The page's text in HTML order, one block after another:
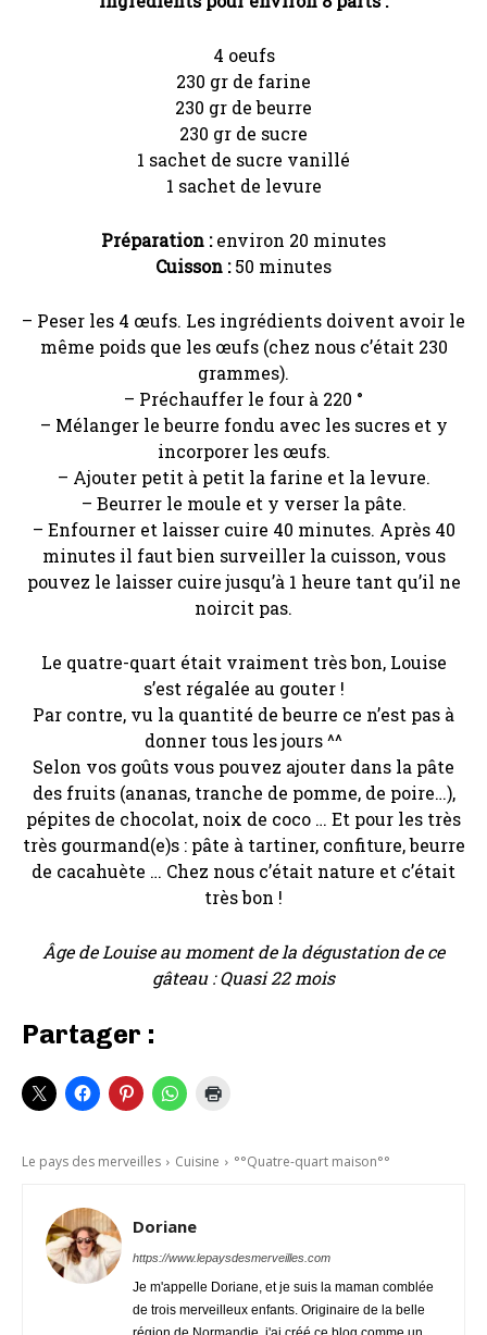
4 oeufs
230 gr de farine
230 gr de beurre
230 gr de sucre
1 sachet de sucre vanillé
1 sachet de levure
Préparation :environ 20 minutes
Cuisson :50 minutes
– Peser les 4 œufs. Les ingrédients doivent avoir le
même poids que les œufs (chez nous c’était 230
grammes).
– Préchauffer le four à 220 °
– Mélanger le beurre fondu avec les sucres et y
incorporer les œufs.
– Ajouter petit à petit la farine et la levure.
– Beurrer le moule et y verser la pâte.
– Enfourner et laisser cuire 40 minutes. Après 40
minutes il faut bien surveiller la cuisson, vous
pouvez le laisser cuire jusqu’à 1 heure tant qu’il ne
noircit pas.
Le quatre-quart était vraiment très bon, Louise
s’est régalée au gouter !
Par contre, vu la quantité de beurre ce n’est pas à
donner tous les jours ^^
Selon vos goûts vous pouvez ajouter dans la pâte
des fruits (ananas, tranche de pomme, de poire…),
pépites de chocolat, noix de coco … Et pour les très
très gourmand(e)s : pâte à tartiner, confiture, beurre
de cacahuète … Chez nous c’était nature et c’était
très bon !
Âge de Louise au moment de la dégustation de ce
gâteau : Quasi 22 mois
Partager :
Le pays des merveilles Cuisine °°Quatre-quart maison°°
Doriane
https://www.lepaysdesmerveilles.com
Je m'appelle Doriane, et je suis la maman comblée
de trois merveilleux enfants. Originaire de la belle